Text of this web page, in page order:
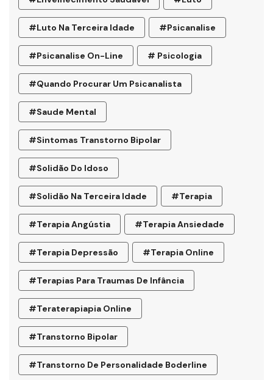
#luto Na Terceira Idade #psicanalise
#psicanalise On-Line # Psicologia
#quando Procurar Um Psicanalista
#saude Mental
#sintomas Transtorno Bipolar
#solidão Do Idoso
#Solidão Na Terceira Idade #terapia
#terapia Angústia #terapia Ansiedade
#terapia Depressão #terapia Online
#terapias Para Traumas De Infância
#teraterapiapia Online
#transtorno Bipolar
#transtorno De Personalidade Boderline